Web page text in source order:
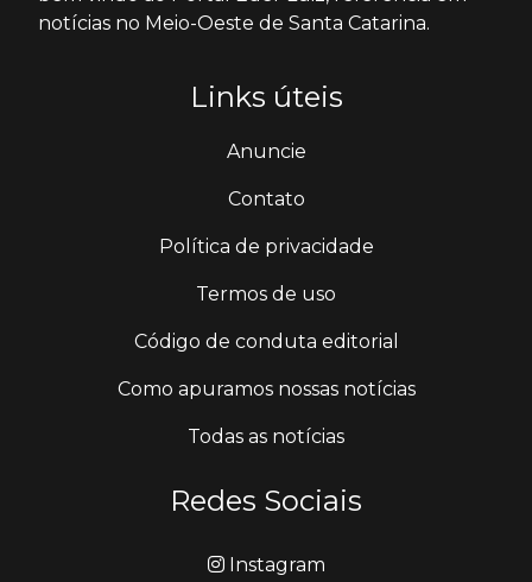
notícias no Meio-Oeste de Santa Catarina.
Links úteis
Anuncie
Contato
Política de privacidade
Termos de uso
Código de conduta editorial
Como apuramos nossas notícias
Todas as notícias
Redes Sociais
Instagram